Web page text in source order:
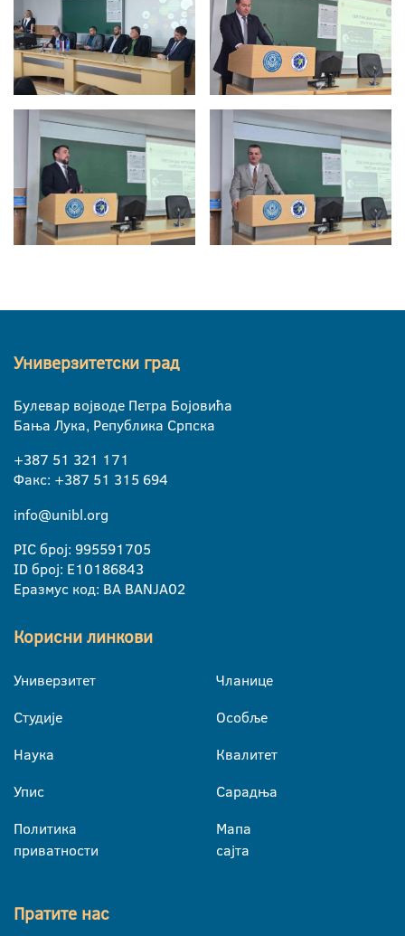
Универзитетски град
Булевар војводе Петра Бојовића
Бања Лука, Република Српска
+387 51 321 171
Факс: +387 51 315 694
info@unibl.org
PIC број: 995591705
ID број: E10186843
Еразмус код: BA BANJA02
Корисни линкови
Универзитет
Студије
Наука
Упис
Политика
приватности
Чланице
Особље
Квалитет
Сарадња
Мапа
сајта
Пратите нас